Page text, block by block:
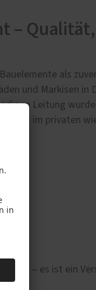
–
als
und Markisen in
Leitung
– im privaten
– es ist ein